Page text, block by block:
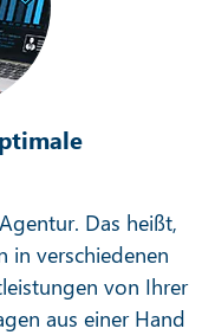
Das heißt,
in verschiedenen
von Ihrer
aus einer Hand